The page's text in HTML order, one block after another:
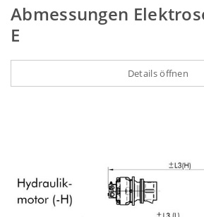
Abmessungen
E
Details öffnen